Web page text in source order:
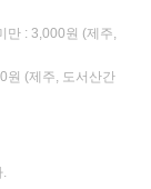
만 : 3,000원 (제주,
원 (제주, 도서산간